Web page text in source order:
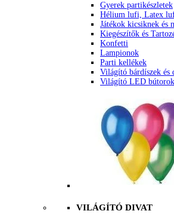
Gyerek partikészletek
Hélium lufi, Latex
Játékok kicsiknek és
Kiegészítők és
Konfetti
Lampionok
Parti kellékek
Világító bárdíszek és
Világító LED bútorok
VILÁGÍTÓ DIVAT